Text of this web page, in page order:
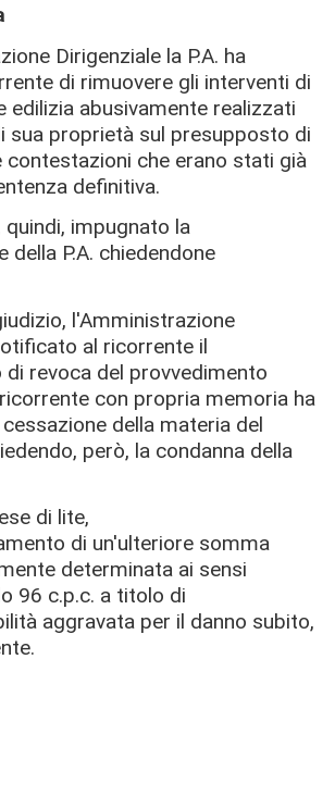
Dirigenziale la P.A. ha
di rimuovere gli interventi di
edilizia abusivamente realizzati
sua proprietà sul presupposto di
contestazioni che erano stati già
definitiva.
quindi, impugnato la
della P.A. chiedendone
l'Amministrazione
al ricorrente il
revoca del provvedimento
con propria memoria ha
della materia del
però, la condanna della
di lite,
di un'ulteriore somma
determinata ai sensi
96 c.p.c. a titolo di
aggravata per il danno subito,